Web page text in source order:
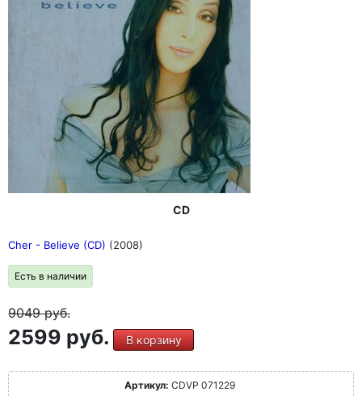
CD
Cher - Believe (CD) (2008)
Есть в наличии
9049руб.
2599 руб. В корзину
Артикул: CDVP 071229